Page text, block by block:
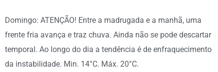
Domingo: ATENÇÃO! Entre a madrugada e a manhã, uma
frente fria avança e traz chuva. Ainda não se pode descartar
temporal. Ao longo do dia a tendência é de enfraquecimento
da instabilidade. Min. 14°C. Máx. 20°C.